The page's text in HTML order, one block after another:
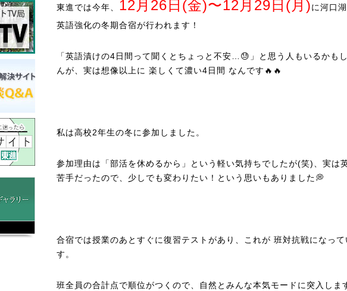
東進では今年、 12月26日(金)〜12月29日(月)に河口
英語強化の冬期合宿が行われます！
「英語漬けの4日間って聞くとちょっと不安…😓」と思う人もいるかも
んが、実は想像以上に 楽しくて濃い4日間 なんです🔥🔥
私は高校2年生の冬に参加しました。
参加理由は「部活を休めるから」という軽い気持ちでしたが(笑)、実は
苦手だったので、少しでも変わりたい！という思いもありました💭
合宿では授業のあとすぐに復習テストがあり、これが 班対抗戦になって
す。
班全員の合計点で順位がつくので、自然とみんな本気モードに突入しま